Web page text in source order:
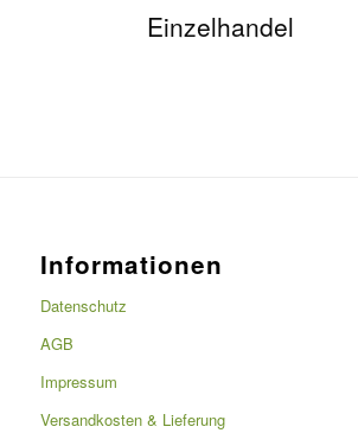
Einzelhandel
Informationen
Datenschutz
AGB
Impressum
Versandkosten & Lieferung